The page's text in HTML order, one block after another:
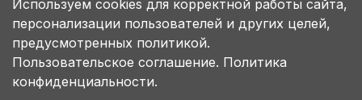
Используем cookies для корректной работы сайта,
персонализации пользователей и других целей,
предусмотренных политикой.
Пользовательское соглашение. Политика
конфиденциальности.